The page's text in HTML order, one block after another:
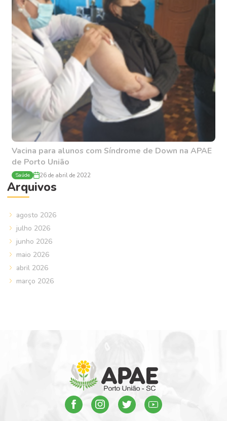
Vacina para alunos com Síndrome de Down na APAE
de Porto União
Saúde 26 de abril de 2022
Arquivos
agosto 2026
julho 2026
junho 2026
maio 2026
abril 2026
março 2026